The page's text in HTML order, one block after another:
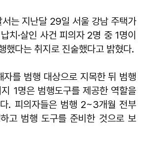
서는 지난달 29일 서울 강남 주택가
치·살인 사건 피의자 2명 중 1명이
했다는 취지로 진술했다고 밝혔다.
자를 범행 대상으로 지목한 뒤 범행
1명은 범행도구를 제공한 역할을
. 피의자들은 범행 2~3개월 전부
고 범행 도구를 준비한 것으로 보